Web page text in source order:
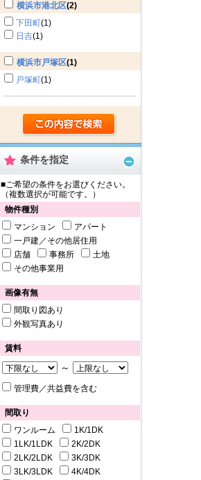
横浜市港北区(2)
下田町(1)
日吉(1)
横浜市戸塚区(1)
戸塚町(1)
条件を指定
■ご希望の条件をお選びください。
（複数選択が可能です。）
物件種別
マンション
アパート
一戸建／その他居住用
店舗
事務所
土地
その他事業用
画像有無
間取り図あり
外観写真あり
賃料
～
管理費／共益費を含む
間取り
ワンルーム
1K/1DK
1LK/1LDK
2K/2DK
2LK/2LDK
3K/3DK
3LK/3LDK
4K/4DK